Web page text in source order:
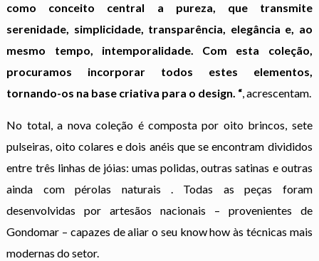
como conceito central a pureza, que transmite
serenidade, simplicidade, transparência, elegância e, ao
mesmo tempo, intemporalidade. Com esta coleção,
procuramos incorporar todos estes elementos,
tornando-os na base criativa para o design. “, acrescentam.
No total, a nova coleção é composta por oito brincos, sete
pulseiras, oito colares e dois anéis que se encontram divididos
entre três linhas de jóias: umas polidas, outras satinas e outras
ainda com pérolas naturais . Todas as peças foram
desenvolvidas por artesãos nacionais – provenientes de
Gondomar – capazes de aliar o seu know how às técnicas mais
modernas do setor.